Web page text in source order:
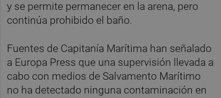
y se permite permanecer en la arena, pero
continúa prohibido el baño.
Fuentes de Capitanía Marítima han señalado
a Europa Press que una supervisión llevada a
cabo con medios de Salvamento Marítimo
no ha detectado ninguna contaminación en